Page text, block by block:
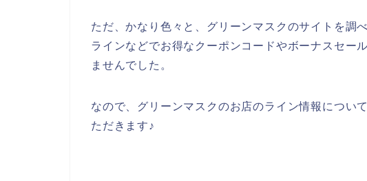
ただ、かなり色々と、グリーンマスクのサイトを調
ラインなどでお得なクーポンコードやボーナスセー
ませんでした。
なので、グリーンマスクのお店のライン情報につい
ただきます♪